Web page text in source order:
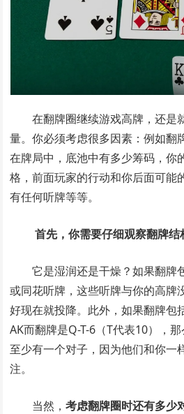
在翻牌圈继续游戏高牌，还是
量。你必须考虑很多因素：例如翻
在牌局中，底池中有多少筹码，你
格，前面玩家的行动和你后面可能
有任何听牌等等。
首先，你需要仔细观察翻牌结
它是湿润还是干燥？如果翻牌
或同花听牌，这些听牌与你的高牌
好现在就投降。此外，如果翻牌包
AK而翻牌是Q-T-6（T代表10），
至少有一个对子，因为他们和你一
注。
当然，考虑翻牌圈时还有多少